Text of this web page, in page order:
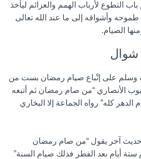
التطوع لأرباب الهمم والعزائم ليأخذ
وأشواقه إلى ما عند الله تعالى
الصيام.
وسلم على إتْباع صيام رمضان بست من
الأنصاري “من صام رمضان ثم أتبعه
كله” رواه الجماعة إلا البخاري
آخر يقول “من صام رمضان
أيام بعد الفطر فذلك صيام السنة”